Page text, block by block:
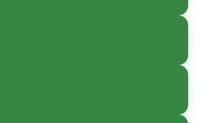
в карточке товара.